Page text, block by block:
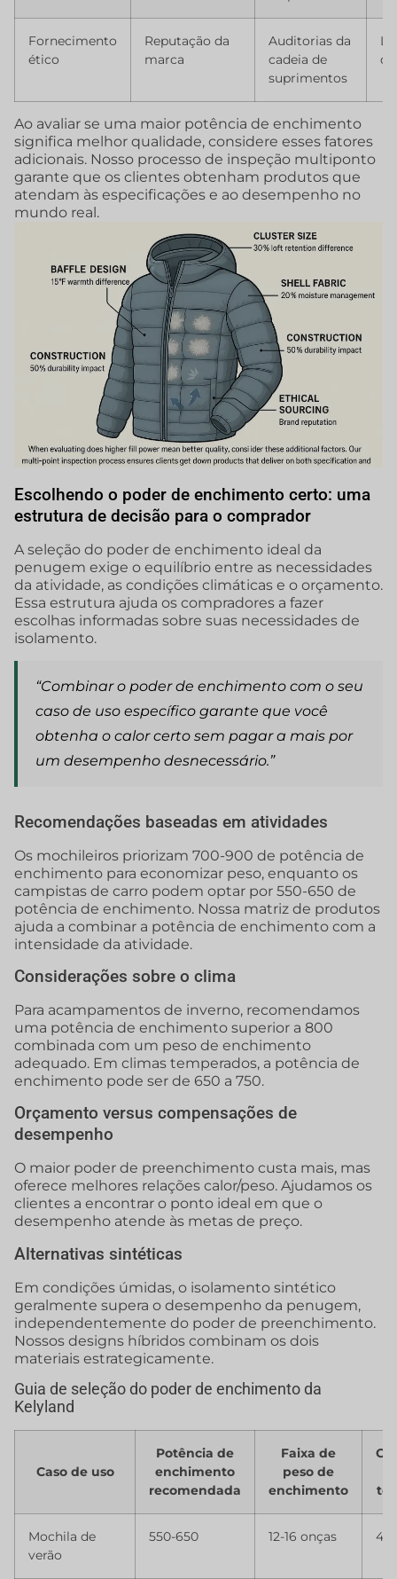
Fornecimento
ético
Reputação da
marca
Auditorias da
cadeia de
suprimentos
Ao avaliar se uma maior potência de enchimento
significa melhor qualidade, considere esses fatores
adicionais. Nosso processo de inspeção multiponto
garante que os clientes obtenham produtos que
atendam às especificações e ao desempenho no
mundo real.
Escolhendo o poder de enchimento certo: uma
estrutura de decisão para o comprador
A seleção do poder de enchimento ideal da
penugem exige o equilíbrio entre as necessidades
da atividade, as condições climáticas e o orçamento.
Essa estrutura ajuda os compradores a fazer
escolhas informadas sobre suas necessidades de
isolamento.
“Combinar o poder de enchimento com o seu
caso de uso específico garante que você
obtenha o calor certo sem pagar a mais por
um desempenho desnecessário.”
Recomendações baseadas em atividades
Os mochileiros priorizam 700-900 de potência de
enchimento para economizar peso, enquanto os
campistas de carro podem optar por 550-650 de
potência de enchimento. Nossa matriz de produtos
ajuda a combinar a potência de enchimento com a
intensidade da atividade.
Considerações sobre o clima
Para acampamentos de inverno, recomendamos
uma potência de enchimento superior a 800
combinada com um peso de enchimento
adequado. Em climas temperados, a potência de
enchimento pode ser de 650 a 750.
Orçamento versus compensações de
desempenho
O maior poder de preenchimento custa mais, mas
oferece melhores relações calor/peso. Ajudamos os
clientes a encontrar o ponto ideal em que o
desempenho atende às metas de preço.
Alternativas sintéticas
Em condições úmidas, o isolamento sintético
geralmente supera o desempenho da penugem,
independentemente do poder de preenchimento.
Nossos designs híbridos combinam os dois
materiais estrategicamente.
Guia de seleção do poder de enchimento da
Kelyland
Caso de uso
Potência de
enchimento
recomendada
Faixa de
peso de
enchimento
Mochila de
verão
550-650 12-16 onças